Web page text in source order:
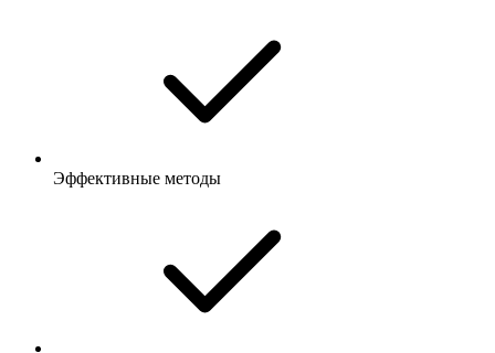
Эффективные методы